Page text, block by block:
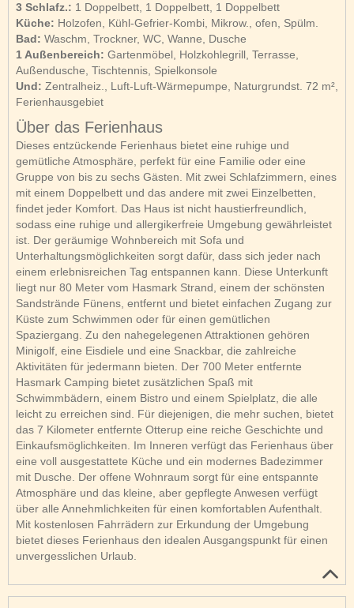
3 Schlafz.: 1 Doppelbett, 1 Doppelbett, 1 Doppelbett
Küche: Holzofen, Kühl-Gefrier-Kombi, Mikrow., ofen, Spülm.
Bad: Waschm, Trockner, WC, Wanne, Dusche
1 Außenbereich: Gartenmöbel, Holzkohlegrill, Terrasse,
Außendusche, Tischtennis, Spielkonsole
Und: Zentralheiz., Luft-Luft-Wärmepumpe, Naturgrundst. 72 m²,
Ferienhausgebiet
Über das Ferienhaus
Dieses entzückende Ferienhaus bietet eine ruhige und
gemütliche Atmosphäre, perfekt für eine Familie oder eine
Gruppe von bis zu sechs Gästen. Mit zwei Schlafzimmern, eines
mit einem Doppelbett und das andere mit zwei Einzelbetten,
findet jeder Komfort. Das Haus ist nicht haustierfreundlich,
sodass eine ruhige und allergikerfreie Umgebung gewährleistet
ist. Der geräumige Wohnbereich mit Sofa und
Unterhaltungsmöglichkeiten sorgt dafür, dass sich jeder nach
einem erlebnisreichen Tag entspannen kann. Diese Unterkunft
liegt nur 80 Meter vom Hasmark Strand, einem der schönsten
Sandstrände Fünens, entfernt und bietet einfachen Zugang zur
Küste zum Schwimmen oder für einen gemütlichen
Spaziergang. Zu den nahegelegenen Attraktionen gehören
Minigolf, eine Eisdiele und eine Snackbar, die zahlreiche
Aktivitäten für jedermann bieten. Der 700 Meter entfernte
Hasmark Camping bietet zusätzlichen Spaß mit
Schwimmbädern, einem Bistro und einem Spielplatz, die alle
leicht zu erreichen sind. Für diejenigen, die mehr suchen, bietet
das 7 Kilometer entfernte Otterup eine reiche Geschichte und
Einkaufsmöglichkeiten. Im Inneren verfügt das Ferienhaus über
eine voll ausgestattete Küche und ein modernes Badezimmer
mit Dusche. Der offene Wohnraum sorgt für eine entspannte
Atmosphäre und das kleine, aber gepflegte Anwesen verfügt
über alle Annehmlichkeiten für einen komfortablen Aufenthalt.
Mit kostenlosen Fahrrädern zur Erkundung der Umgebung
bietet dieses Ferienhaus den idealen Ausgangspunkt für einen
unvergesslichen Urlaub.